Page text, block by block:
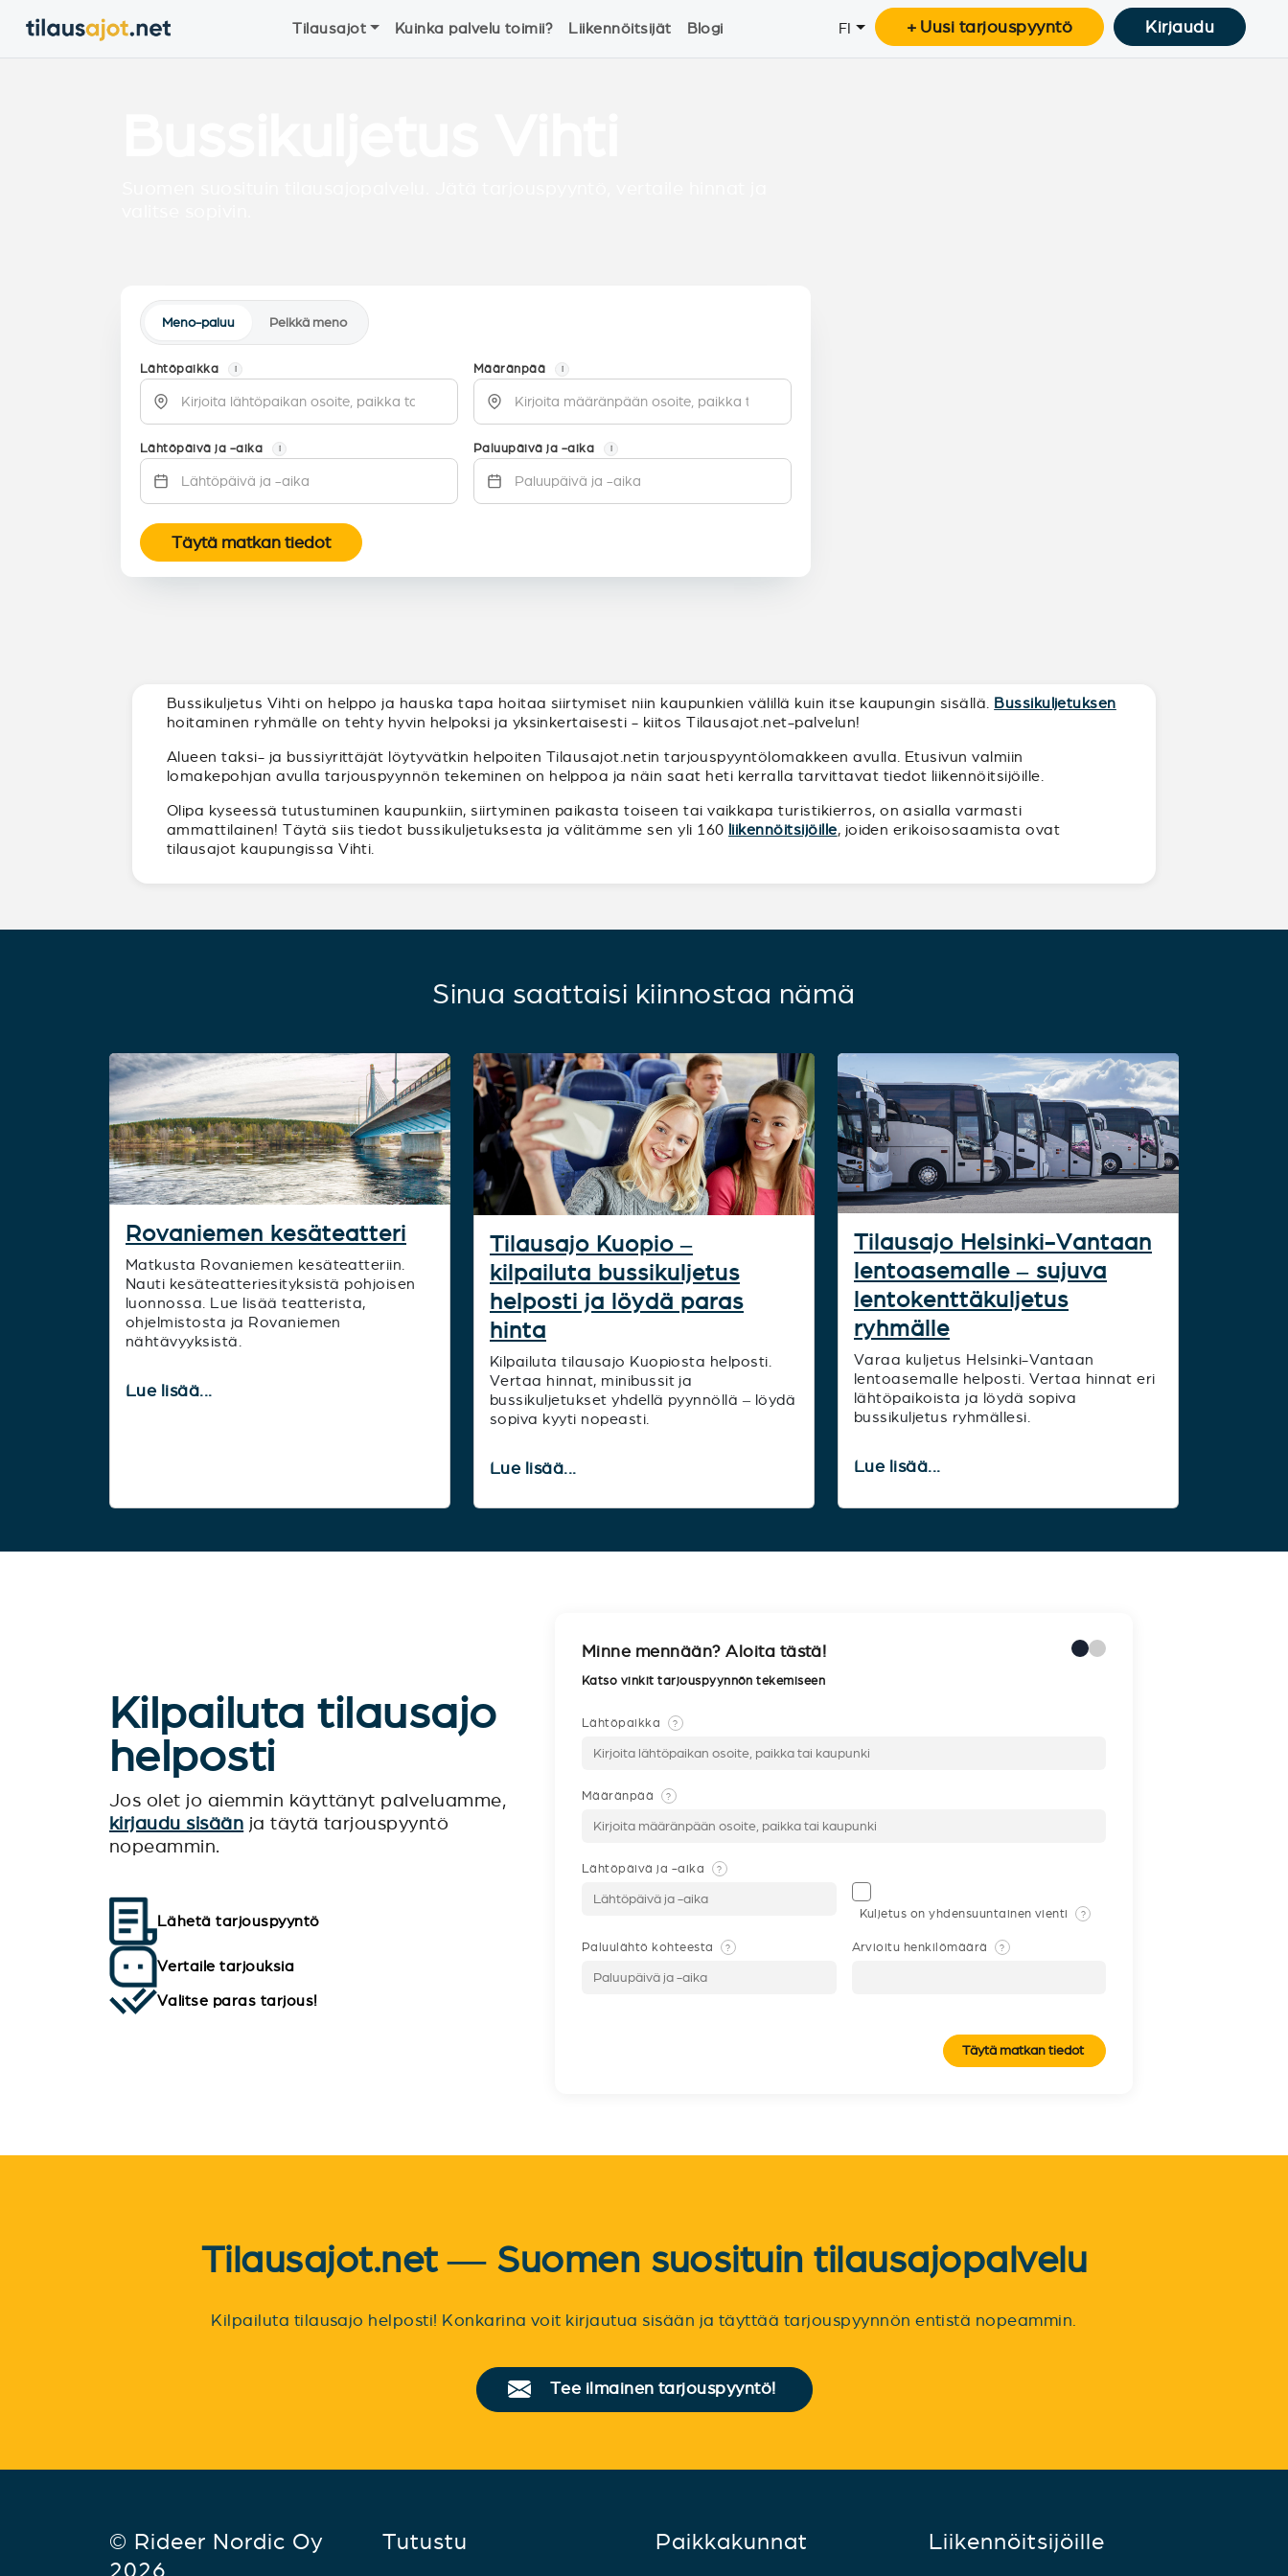
Tilausajot Kuinka palvelu toimii? Liikennöitsijät Blogi FI + Uusi tarjouspyyntö Kirjaudu
Meno-paluu Pelkkä meno
Lähtöpaikka i Määränpää i
Lähtöpäivä ja -aika i Paluupäivä ja -aika i
Täytä matkan tiedot
Bussikuljetus Vihti on helppo ja hauska tapa hoitaa siirtymiset niin kaupunkien välillä kuin itse kaupungin sisällä. Bussikuljetuksen
hoitaminen ryhmälle on tehty hyvin helpoksi ja yksinkertaisesti - kiitos Tilausajot.net-palvelun!
Alueen taksi- ja bussiyrittäjät löytyvätkin helpoiten Tilausajot.netin tarjouspyyntölomakkeen avulla. Etusivun valmiin
lomakepohjan avulla tarjouspyynnön tekeminen on helppoa ja näin saat heti kerralla tarvittavat tiedot liikennöitsijöille.
Olipa kyseessä tutustuminen kaupunkiin, siirtyminen paikasta toiseen tai vaikkapa turistikierros, on asialla varmasti
ammattilainen! Täytä siis tiedot bussikuljetuksesta ja välitämme sen yli 160 liikennöitsijöille, joiden erikoisosaamista ovat
tilausajot kaupungissa Vihti.
Sinua saattaisi kiinnostaa nämä
Rovaniemen kesäteatteri
Matkusta Rovaniemen kesäteatteriin.
Nauti kesäteatteriesityksistä pohjoisen
luonnossa. Lue lisää teatterista,
ohjelmistosta ja Rovaniemen
nähtävyyksistä.
Lue lisää...
Tilausajo Kuopio –
kilpailuta bussikuljetus
helposti ja löydä paras
hinta
Kilpailuta tilausajo Kuopiosta helposti.
Vertaa hinnat, minibussit ja
bussikuljetukset yhdellä pyynnöllä – löydä
sopiva kyyti nopeasti.
Lue lisää...
Tilausajo Helsinki-Vantaan
lentoasemalle – sujuva
lentokenttäkuljetus
ryhmälle
Varaa kuljetus Helsinki-Vantaan
lentoasemalle helposti. Vertaa hinnat eri
lähtöpaikoista ja löydä sopiva
bussikuljetus ryhmällesi.
Lue lisää...
Kilpailuta tilausajo
helposti
Jos olet jo aiemmin käyttänyt palveluamme,
kirjaudu sisään ja täytä tarjouspyyntö
nopeammin.
Lähetä tarjouspyyntö
Vertaile tarjouksia
Valitse paras tarjous!
Minne mennään? Aloita tästä!
Katso vinkit tarjouspyynnön tekemiseen
Lähtöpaikka ?
Määränpää ?
Lähtöpäivä ja -aika ?
Kuljetus on yhdensuuntainen vienti ?
Paluulähtö kohteesta ? Arvioitu henkilömäärä ?
Täytä matkan tiedot
Tilausajot.net — Suomen suosituin tilausajopalvelu
Kilpailuta tilausajo helposti! Konkarina voit kirjautua sisään ja täyttää tarjouspyynnön entistä nopeammin.
Tee ilmainen tarjouspyyntö!
© Rideer Nordic Oy
2026
Tutustu Paikkakunnat Liikennöitsijöille